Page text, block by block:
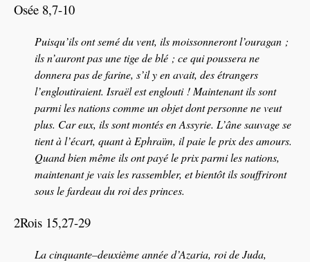
Osée 8,7-10
Puisqu’ils ont semé du vent, ils moissonneront l’ouragan ;
ils n’auront pas une tige de blé ; ce qui poussera ne
donnera pas de farine, s’il y en avait, des étrangers
l’engloutiraient. Israël est englouti ! Maintenant ils sont
parmi les nations comme un objet dont personne ne veut
plus. Car eux, ils sont montés en Assyrie. L’âne sauvage se
tient à l’écart, quant à Ephraïm, il paie le prix des amours.
Quand bien même ils ont payé le prix parmi les nations,
maintenant je vais les rassembler, et bientôt ils souffriront
sous le fardeau du roi des princes.
2Rois 15,27-29
La cinquante–deuxième année d’Azaria, roi de Juda,